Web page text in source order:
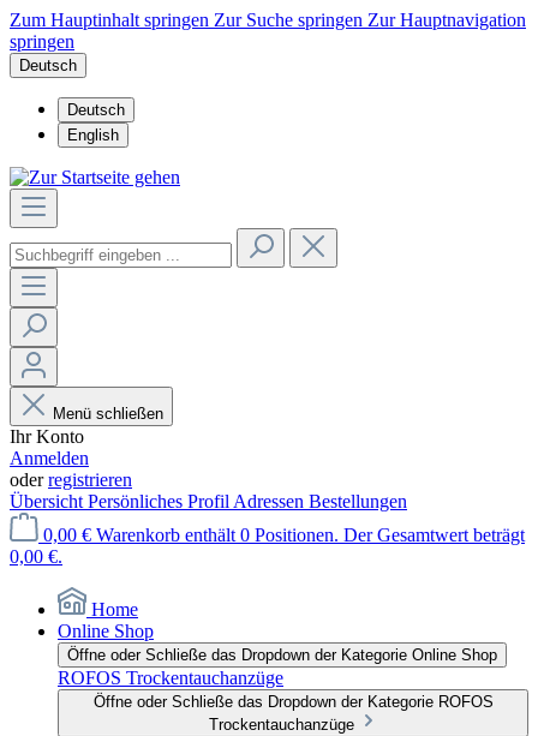
Zum Hauptinhalt springen Zur Suche springen Zur Hauptnavigation
springen
Deutsch
Deutsch
English
Menü schließen
Ihr Konto
Anmelden
oderregistrieren
Übersicht Persönliches Profil Adressen Bestellungen
0,00 € Warenkorb enthält 0 Positionen. Der Gesamtwert beträgt
0,00 €.
Home
Online Shop
Öffne oder Schließe das Dropdown der Kategorie Online Shop
ROFOS Trockentauchanzüge
Öffne oder Schließe das Dropdown der Kategorie ROFOS
Trockentauchanzüge